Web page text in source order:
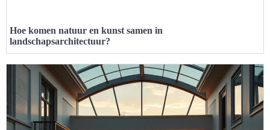
Hoe komen natuur en kunst samen in
landschapsarchitectuur?